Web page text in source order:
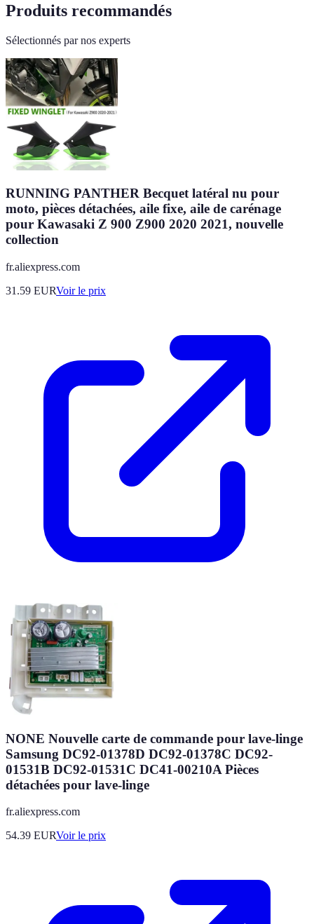
Produits recommandés
Sélectionnés par nos experts
RUNNING PANTHER Becquet latéral nu pour
moto, pièces détachées, aile fixe, aile de carénage
pour Kawasaki Z 900 Z900 2020 2021, nouvelle
collection
fr.aliexpress.com
31.59 EURVoir le prix
NONE Nouvelle carte de commande pour lave-linge
Samsung DC92-01378D DC92-01378C DC92-
01531B DC92-01531C DC41-00210A Pièces
détachées pour lave-linge
fr.aliexpress.com
54.39 EURVoir le prix